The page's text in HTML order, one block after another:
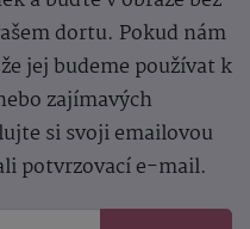
dortu. Pokud nám
jej budeme používat k
zajímavých
si svoji emailovou
potvrzovací e-mail.